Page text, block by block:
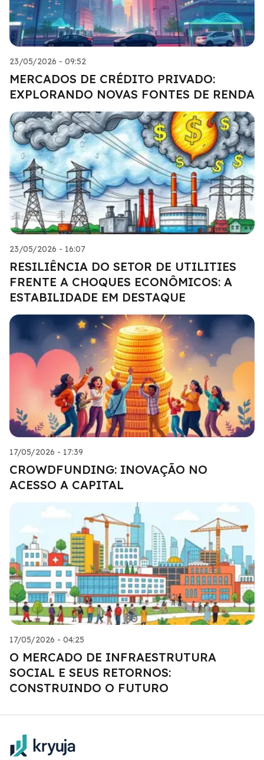
23/05/2026 - 09:52
MERCADOS DE CRÉDITO PRIVADO:
EXPLORANDO NOVAS FONTES DE RENDA
23/05/2026 - 16:07
RESILIÊNCIA DO SETOR DE UTILITIES
FRENTE A CHOQUES ECONÔMICOS: A
ESTABILIDADE EM DESTAQUE
17/05/2026 - 17:39
CROWDFUNDING: INOVAÇÃO NO
ACESSO A CAPITAL
17/05/2026 - 04:25
O MERCADO DE INFRAESTRUTURA
SOCIAL E SEUS RETORNOS:
CONSTRUINDO O FUTURO